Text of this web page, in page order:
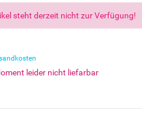
steht derzeit nicht zur Verfügung!
leider nicht liefarbar